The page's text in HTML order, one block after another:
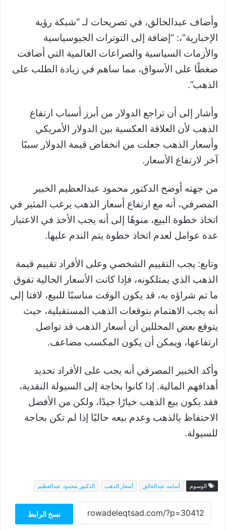
وأضاف عبدالخالق، في تصريحات لـ “شبكة رؤية
الإخبارية”،: “إضافة إلى التوترات الجيوسياسية
والأزمات السياسية والصراعات العالمية التي أضافت
ضغطًا على الأسواق، مما ساهم في زيادة الطلب على
الذهب”.
وأشار إلى أن تراجع الدولار من أبرز أسباب ارتفاع
الذهب لأن العلاقة العكسية بين الدولار الأمريكي
وأسعار الذهب جعلت من انخفاض قيمة الدولار سببًا
آخر لارتفاع الأسعار.
من جهته أوضح الدكتور محمود عبدالعظيم الخبير
المصرفي، أنه مع ارتفاع أسعار الذهب يرغب المثير في
اتخاذ خطوة البيع، منوهًا إلى أنه يجب الأخذ في الاعتبار
عدة عوامل لعدم اتخاذ خطوة يتم الندم عليها.
وتابع: يجب التقييم الشخصي وعلى الأفراد تقييم قيمة
الذهب الذي يمتلكونه، فإذا كانت الأسعار الحالية تفوق
ما تم شراؤه به، قد يكون الوقت مناسبًا للبيع، لافتا إلى
أنه يجب الاهتمام بتوقعات الذهب المستقبلية، حيث
يتوقع بعض المحللين أن أسعار الذهب قد تواصل
ارتفاعها، ويمكن أن يكون المكسب مضاعف.
وأكد الخبير المصرفي أنه يجب على الأفراد تحديد
أهدافهم المالية. إذا كانوا بحاجة إلى السيولة النقدية،
فقد يكون بيع الذهب خيارًا جيدًا، ولكن من الأفضل
الاحتفاظ بالذهب وعدم بيعه حاليًا إذا لم تكن بحاجة
للسيولة.
الوسوم أسامه عبدالخالق أسعار الذهب الدكتور محمود عبدالعظيم
نسخ الرابط